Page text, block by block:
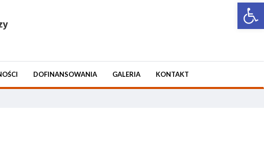
DOFINANSOWANIA GALERIA KONTAKT